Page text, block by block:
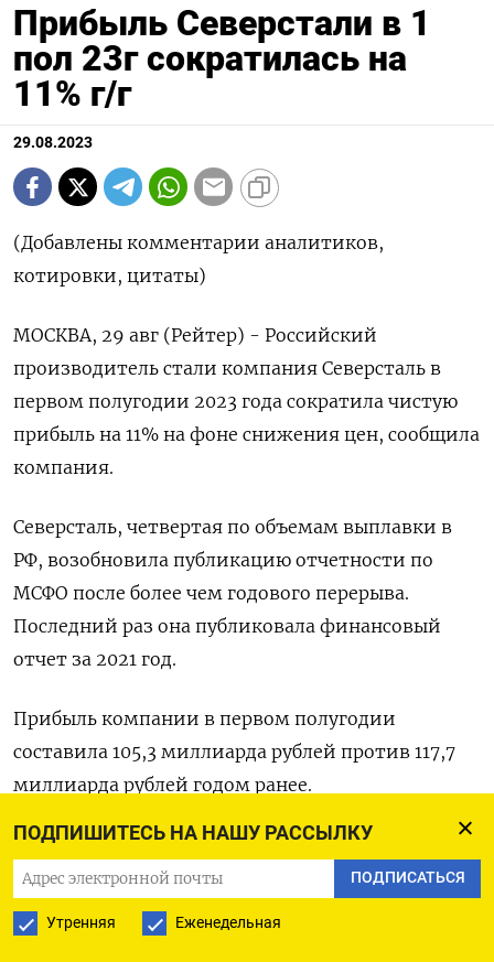
ПОДПИШИТЕСЬ НА НАШУ РАССЫЛКУ
ПОДПИСАТЬСЯ
Утренняя Еженедельная
Прибыль Северстали в 1
пол 23г сократилась на
11% г/г
29.08.2023
(Добавлены комментарии аналитиков,
котировки, цитаты)
МОСКВА, 29 авг (Рейтер) - Российский
производитель стали компания Северсталь в
первом полугодии 2023 года сократила чистую
прибыль на 11% на фоне снижения цен, сообщила
компания.
Северсталь, четвертая по объемам выплавки в
РФ, возобновила публикацию отчетности по
МСФО после более чем годового перерыва.
Последний раз она публиковала финансовый
отчет за 2021 год.
Прибыль компании в первом полугодии
составила 105,3 миллиарда рублей против 117,7
миллиарда рублей годом ранее.
Выручка сократилась на 10% до 339,4 миллиарда
рублей в связи со снижением средних цен
реализации, что было частично компенсировано